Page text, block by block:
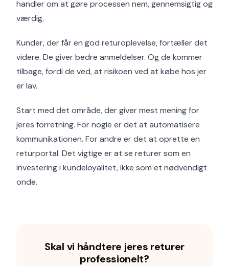
handler om at gøre processen nem, gennemsigtig og
værdig.
Kunder, der får en god returoplevelse, fortæller det
videre. De giver bedre anmeldelser. Og de kommer
tilbage, fordi de ved, at risikoen ved at købe hos jer
er lav.
Start med det område, der giver mest mening for
jeres forretning. For nogle er det at automatisere
kommunikationen. For andre er det at oprette en
returportal. Det vigtige er at se returer som en
investering i kundeloyalitet, ikke som et nødvendigt
onde.
Skal vi håndtere jeres returer
professionelt?